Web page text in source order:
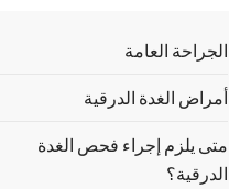
الجراحة العامة
أمراض الغدة الدرقية
متى يلزم إجراء فحص الغدة
الدرقية؟